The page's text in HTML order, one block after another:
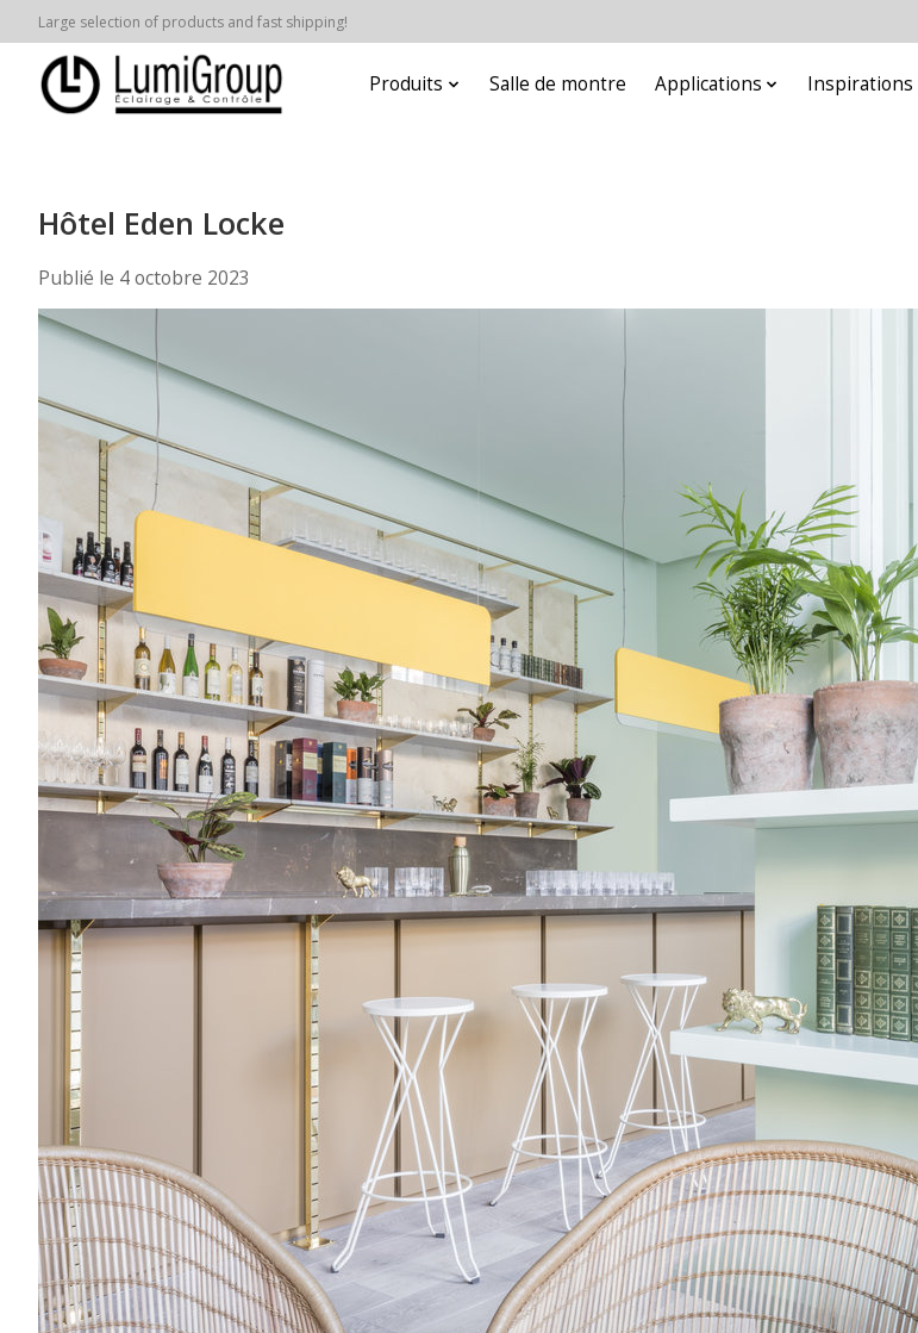
Large selection of products and fast shipping!
Produits Salle de montre Applications Inspirations
Hôtel Eden Locke
Publié le 4 octobre 2023